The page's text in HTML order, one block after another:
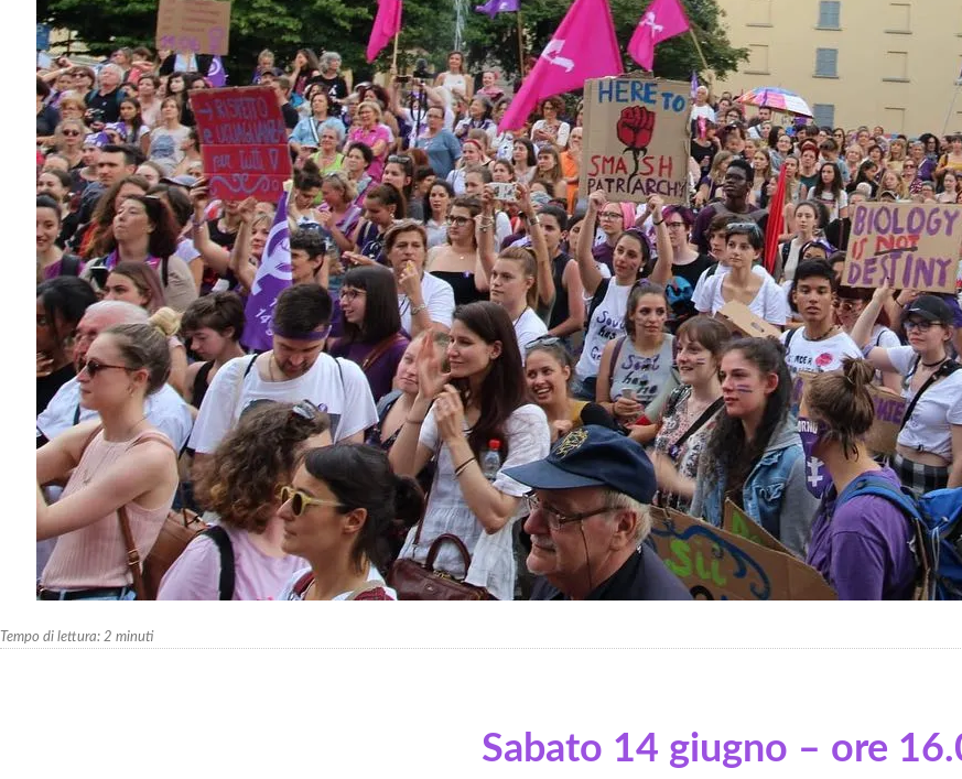
Tempo di lettura: 2 minuti
Sabato 14 giugno – ore